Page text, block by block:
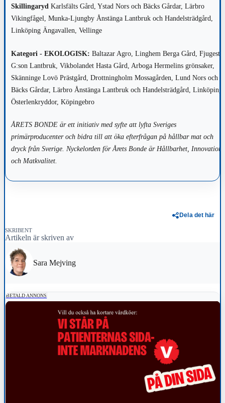
SkillingarydKarlsfälts Gård, YstadNors och Bäcks Gårdar, Lärbro
Vikingfågel, Munka-LjungbyÅnstänga Lantbruk och Handelsträdgård,
LinköpingÄngavallen, Vellinge
Kategori - EKOLOGISK:Baltazar Agro, LinghemBerga Gård, Fjugesta
G:son Lantbruk, VikbolandetHasta Gård, ArbogaHermelins grönsaker,
SkänningeLovö Prästgård, DrottningholmMossagården, LundNors och
Bäcks Gårdar, Lärbro Ånstänga Lantbruk och Handelsträdgård, Linköping
Österlenkryddor, Köpingebro
ÅRETS BONDE är ett initiativ med syfte att lyfta Sveriges
primärproducenter och bidra till att öka efterfrågan på hållbar mat och
dryck från Sverige. Nyckelorden för Årets Bonde är Hållbarhet, Innovation
och Matkvalitet.
Dela det här
SKRIBENT
Artikeln är skriven av
Sara Mejving
BETALD ANNONS